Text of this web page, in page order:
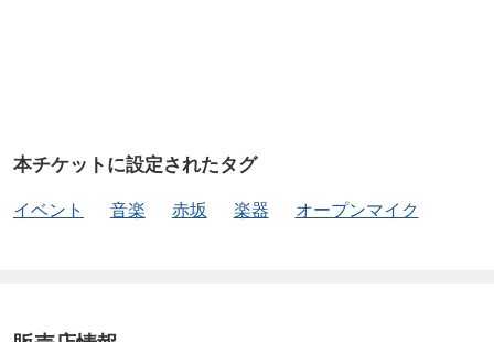
本チケットに設定されたタグ
イベント 音楽 赤坂 楽器 オープンマイク